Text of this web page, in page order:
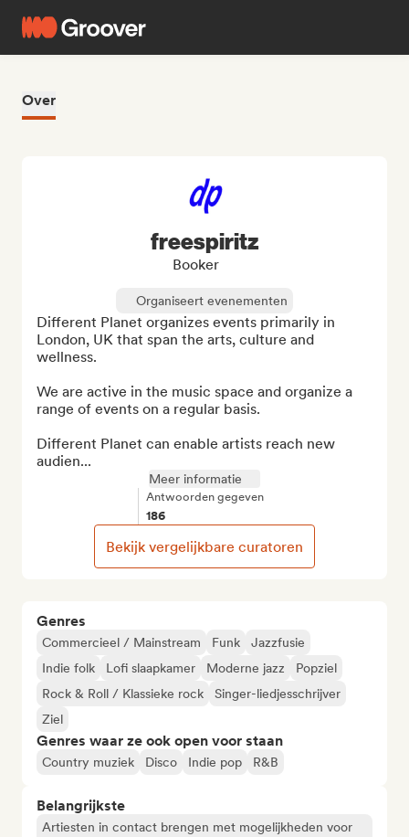
Over
Genres
Commercieel / Mainstream Funk
Jazzfusie
Indie folk
Lofi slaapkamer Moderne jazz
Popziel
Rock & Roll / Klassieke rock
Singer-liedjesschrijver
Ziel
Genres waar ze ook open voor staan
Country muziek Disco Indie pop R&B
Belangrijkste
Artiesten in contact brengen met mogelijkheden voor
freespiritz
Booker
Organiseert evenementen
Different Planet organizes events primarily in
London, UK that span the arts, culture and
wellness.
We are active in the music space and organize a
range of events on a regular basis.
Different Planet can enable artists reach new
audien...
Meer informatie
Antwoorden gegeven
186
Bekijk vergelijkbare curatoren